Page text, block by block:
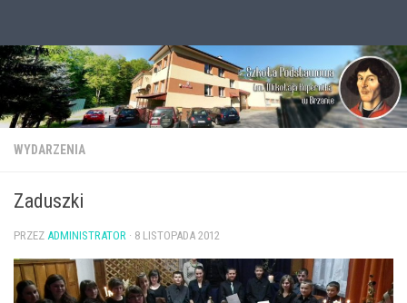
Otwórz pasek narzędzi
WYDARZENIA
Zaduszki
PRZEZ ADMINISTRATOR · 8 LISTOPADA 2012